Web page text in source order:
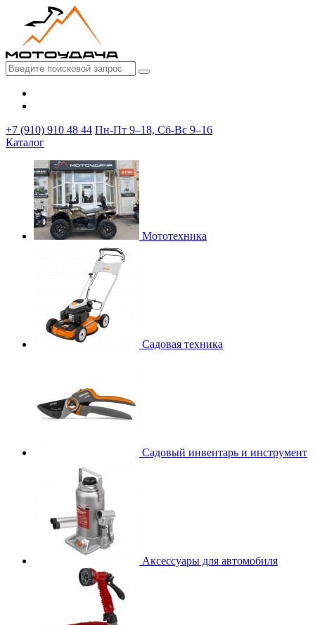
+7 (910) 910 48 44 Пн-Пт 9–18, Сб-Вс 9–16
Каталог
Мототехника
Садовая техника
Садовый инвентарь и инструмент
Аксессуары для автомобиля